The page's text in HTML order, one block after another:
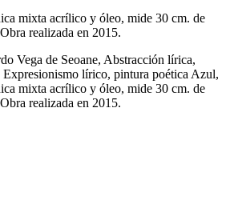
mixta acrílico y óleo, mide 30 cm. de
realizada en 2015.